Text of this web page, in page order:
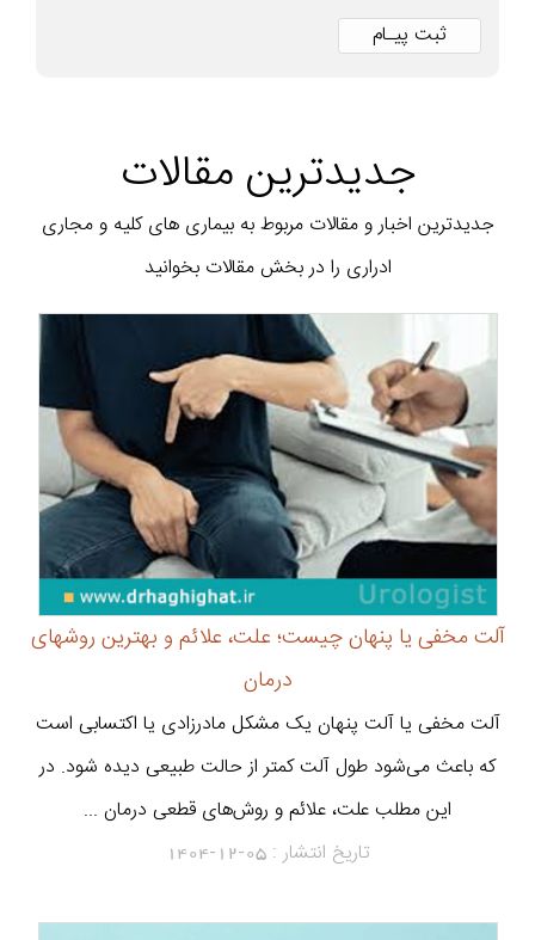
جدیدترین مقالات
جدیدترین اخبار و مقالات مربوط به بیماری های کلیه و مجاری
ادراری را در بخش مقالات بخوانید
آلت مخفی یا پنهان چیست؛ علت، علائم و بهترین روشهای
درمان
آلت مخفی یا آلت پنهان یک مشکل مادرزادی یا اکتسابی است
که باعث می‌شود طول آلت کمتر از حالت طبیعی دیده شود. در
این مطلب علت، علائم و روش‌های قطعی درمان ...
تاریخ انتشار :1404-12-05